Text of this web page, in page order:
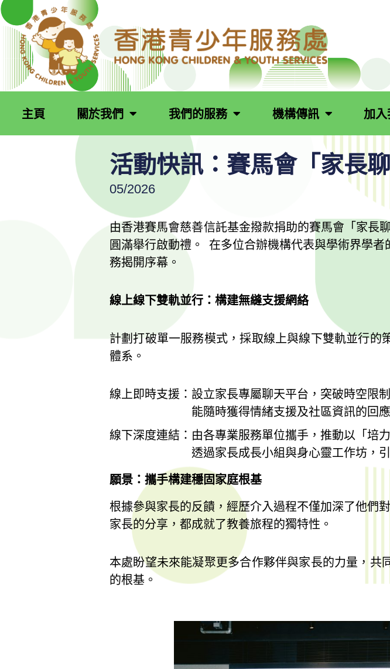
跳
至
主頁 關於我們 我們的服務 機構傳訊 加入
活動快訊：賽馬會「家長
05/2026
由香港賽馬會慈善信託基金撥款捐助的賽馬會「家長
圓滿舉行啟動禮。 在多位合辦機構代表與學術界學
務揭開序幕。
線上線下雙軌並行：構建無縫支援網絡
計劃打破單一服務模式，採取線上與線下雙軌並行
體系。
線上即時支援：設立家長專屬聊天平台，突破時空限
能隨時獲得情緒支援及社區資訊的回應
線下深度連結：由各專業服務單位攜手，推動以「培
透過家長成長小組與身心靈工作坊，引導
願景：攜手構建穩固家庭根基
根據參與家長的反饋，經歷介入過程不僅加深了他們
家長的分享，都成就了教養旅程的獨特性。
本處盼望未來能凝聚更多合作夥伴與家長的力量，
的根基。